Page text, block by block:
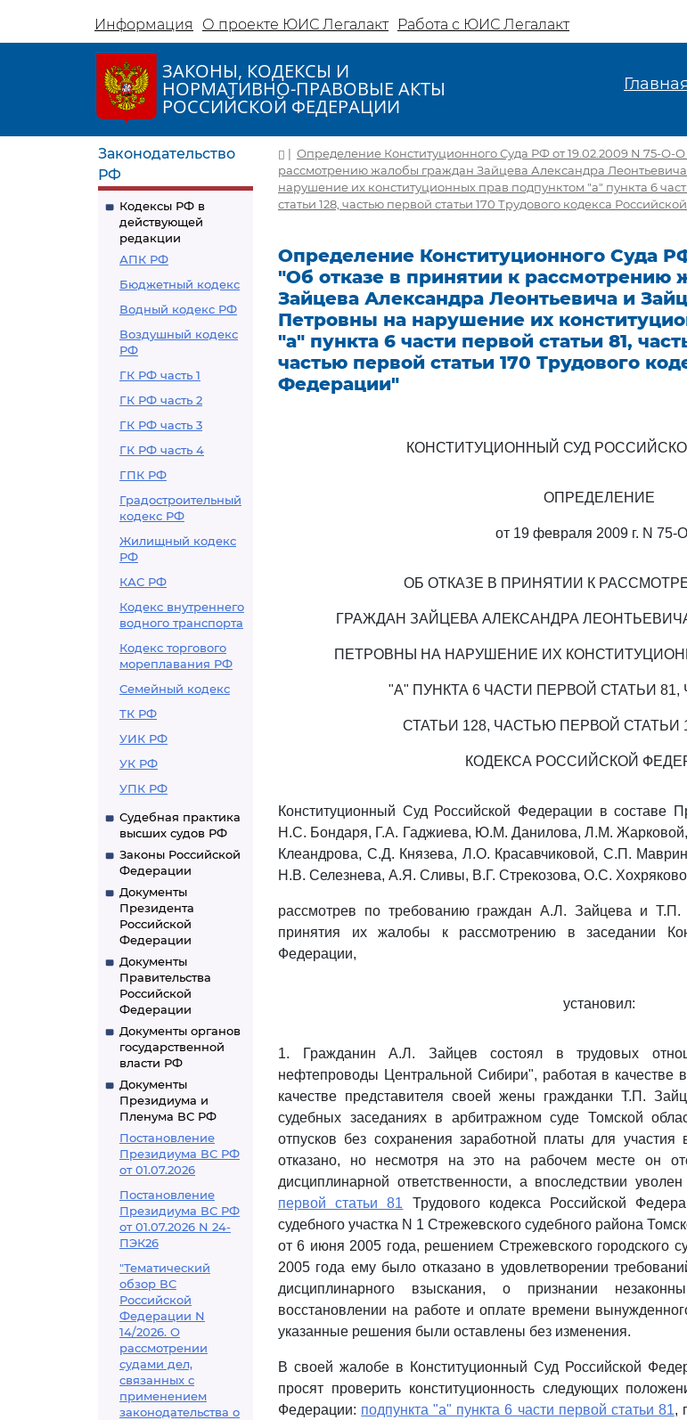
Информация О проекте ЮИС Легалакт Работа с ЮИС Легалакт
ЗАКОНЫ, КОДЕКСЫ И
НОРМАТИВНО-ПРАВОВЫЕ АКТЫ
РОССИЙСКОЙ ФЕДЕРАЦИИ
Законодательство
РФ
Кодексы РФ в
действующей
редакции
АПК РФ
Бюджетный кодекс
Водный кодекс РФ
Воздушный кодекс
РФ
ГК РФ часть 1
ГК РФ часть 2
ГК РФ часть 3
ГК РФ часть 4
ГПК РФ
Градостроительный
кодекс РФ
Жилищный кодекс
РФ
КАС РФ
Кодекс внутреннего
водного транспорта
Кодекс торгового
мореплавания РФ
Семейный кодекс
ТК РФ
УИК РФ
УК РФ
УПК РФ
Судебная практика
высших судов РФ
Законы Российской
Федерации
Документы
Президента
Российской
Федерации
Документы
Правительства
Российской
Федерации
Документы органов
государственной
власти РФ
Документы
Президиума и
Пленума ВС РФ
Постановление
Президиума ВС РФ
от 01.07.2026
Постановление
Президиума ВС РФ
от 01.07.2026 N 24-
ПЭК26
"Тематический
обзор ВС
Российской
Федерации N
14/2026. О
рассмотрении
судами дел,
связанных с
применением
законодательства о
| Определение Конституционного Суда РФ от 19.02.2009 N 75-О-
рассмотрению жалобы граждан Зайцева Александра
нарушение их конституционных прав подпунктом "а" пункта 6
статьи 128, частью первой статьи 170 Трудового кодекса
Определение Конституционного Суда
"Об отказе в принятии к рассмотрению
Зайцева Александра Леонтьевича и
Петровны на нарушение их
"а" пункта 6 части первой статьи 81,
частью первой статьи 170 Трудового
Федерации"
КОНСТИТУЦИОННЫЙ СУД
ОПРЕДЕЛЕНИЕ
от 19 февраля 2009 г. N 75-
ОБ ОТКАЗЕ В ПРИНЯТИИ К
ГРАЖДАН ЗАЙЦЕВА АЛЕКСАНДРА
ПЕТРОВНЫ НА НАРУШЕНИЕ ИХ
"А" ПУНКТА 6 ЧАСТИ ПЕРВОЙ СТАТЬИ
СТАТЬИ 128, ЧАСТЬЮ ПЕРВОЙ СТАТЬИ
КОДЕКСА РОССИЙСКОЙ
Конституционный Суд Российской Федерации в составе
Н.С. Бондаря, Г.А. Гаджиева, Ю.М. Данилова, Л.М.
Клеандрова, С.Д. Князева, Л.О. Красавчиковой, С.П.
Н.В. Селезнева, А.Я. Сливы, В.Г. Стрекозова, О.С.
рассмотрев по требованию граждан А.Л. Зайцева и Т.П.
принятия их жалобы к рассмотрению в заседании
Федерации,
установил:
1. Гражданин А.Л. Зайцев состоял в трудовых
нефтепроводы Центральной Сибири", работая в качестве
качестве представителя своей жены гражданки Т.П.
судебных заседаниях в арбитражном суде Томской
отпусков без сохранения заработной платы для
отказано, но несмотря на это на рабочем месте он
дисциплинарной ответственности, а впоследствии
первой статьи 81 Трудового кодекса Российской
судебного участка N 1 Стрежевского судебного района
от 6 июня 2005 года, решением Стрежевского городского
2005 года ему было отказано в удовлетворении
дисциплинарного взыскания, о признании
восстановлении на работе и оплате времени
указанные решения были оставлены без изменения.
В своей жалобе в Конституционный Суд Российской
просят проверить конституционность следующих
Федерации: подпункта "а" пункта 6 части первой статьи 81,